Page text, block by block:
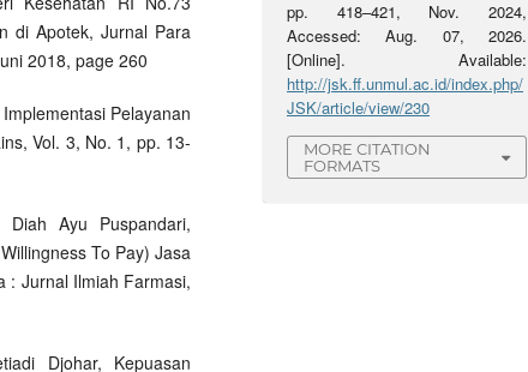
di Apotek, Jurnal Para
2018, page 260
Pelayanan
Vol. 3, No. 1, pp. 13-
Ayu Puspandari,
To Pay) Jasa
: Jurnal Ilmiah Farmasi,
Djohar, Kepuasan
pp. 418–421, Nov. 2024,
Accessed: Aug. 07, 2026.
[Online]. Available:
http://jsk.ff.unmul.ac.id/index.php/
JSK/article/view/230
MORE CITATION
FORMATS